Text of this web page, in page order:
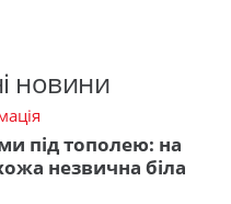
новини
під тополею: на
незвична біла